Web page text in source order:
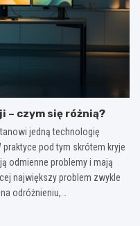
czym się różnią?
jedną technologię
pod tym skrótem kryje
odmienne problemy i mają
największy problem zwykle
odróżnieniu,…